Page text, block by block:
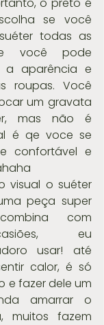
se você
todas as
você pode
a aparência e
roupas. Você
um gravata
mas não é
é qe voce se
confortável e
visual o suéter
peça super
com
eu
usar! até
calor, é só
e fazer dele um
amarrar o
muitos fazem